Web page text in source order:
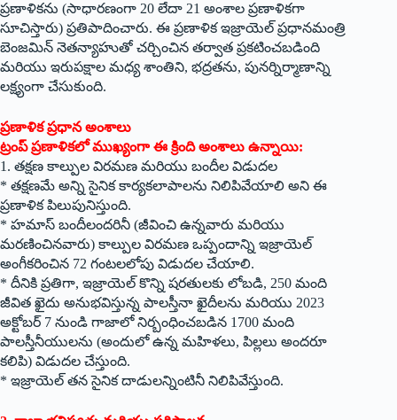
ప్రణాళికను (సాధారణంగా 20 లేదా 21 అంశాల ప్రణాళికగా
సూచిస్తారు) ప్రతిపాదించారు. ఈ ప్రణాళిక ఇజ్రాయెల్ ప్రధానమంత్రి
బెంజమిన్ నెతన్యాహుతో చర్చించిన తర్వాత ప్రకటించబడింది
మరియు ఇరుపక్షాల మధ్య శాంతిని, భద్రతను, పునర్నిర్మాణాన్ని
లక్ష్యంగా చేసుకుంది.
ప్రణాళిక ప్రధాన అంశాలు
ట్రంప్ ప్రణాళికలో ముఖ్యంగా ఈ క్రింది అంశాలు ఉన్నాయి:
1. తక్షణ కాల్పుల విరమణ మరియు బందీల విడుదల
* తక్షణమే అన్ని సైనిక కార్యకలాపాలను నిలిపివేయాలి అని ఈ
ప్రణాళిక పిలుపునిస్తుంది.
* హమాస్ బందీలందరినీ (జీవించి ఉన్నవారు మరియు
మరణించినవారు) కాల్పుల విరమణ ఒప్పందాన్ని ఇజ్రాయెల్
అంగీకరించిన 72 గంటలలోపు విడుదల చేయాలి.
* దీనికి ప్రతిగా, ఇజ్రాయెల్ కొన్ని షరతులకు లోబడి, 250 మంది
జీవిత ఖైదు అనుభవిస్తున్న పాలస్తీనా ఖైదీలను మరియు 2023
అక్టోబర్ 7 నుండి గాజాలో నిర్బంధించబడిన 1700 మంది
పాలస్తీనీయులను (అందులో ఉన్న మహిళలు, పిల్లలు అందరూ
కలిపి) విడుదల చేస్తుంది.
* ఇజ్రాయెల్ తన సైనిక దాడులన్నింటినీ నిలిపివేస్తుంది.